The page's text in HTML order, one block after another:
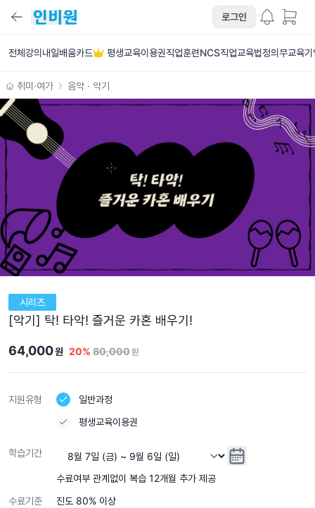
로그인
전체강의내일배움카드 평생교육이용권직업훈련NCS직업교육법정의무교육
취미·여가 음악 · 악기
시리즈
[악기] 탁! 타악! 즐거운 카혼 배우기!
64,000원 20% 80,000원
지원유형
일반과정
평생교육이용권
학습기간
수료여부 관계없이 복습 12개월 추가 제공
수료기준
진도 80% 이상